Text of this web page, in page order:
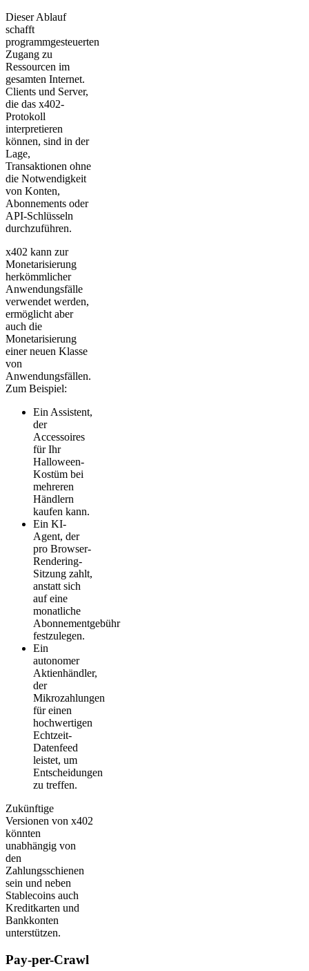
Dieser Ablauf
schafft
programmgesteuerten
Zugang zu
Ressourcen im
gesamten Internet.
Clients und Server,
die das x402-
Protokoll
interpretieren
können, sind in der
Lage,
Transaktionen ohne
die Notwendigkeit
von Konten,
Abonnements oder
API-Schlüsseln
durchzuführen.
x402 kann zur
Monetarisierung
herkömmlicher
Anwendungsfälle
verwendet werden,
ermöglicht aber
auch die
Monetarisierung
einer neuen Klasse
von
Anwendungsfällen.
Zum Beispiel:
Ein Assistent,
der
Accessoires
für Ihr
Halloween-
Kostüm bei
mehreren
Händlern
kaufen kann.
Ein KI-
Agent, der
pro Browser-
Rendering-
Sitzung zahlt,
anstatt sich
auf eine
monatliche
Abonnementgebühr
festzulegen.
Ein
autonomer
Aktienhändler,
der
Mikrozahlungen
für einen
hochwertigen
Echtzeit-
Datenfeed
leistet, um
Entscheidungen
zu treffen.
Zukünftige
Versionen von x402
könnten
unabhängig von
den
Zahlungsschienen
sein und neben
Stablecoins auch
Kreditkarten und
Bankkonten
unterstützen.
Pay-per-Crawl